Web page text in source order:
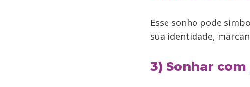
Esse sonho pode
sua identidade,
3) Sonhar